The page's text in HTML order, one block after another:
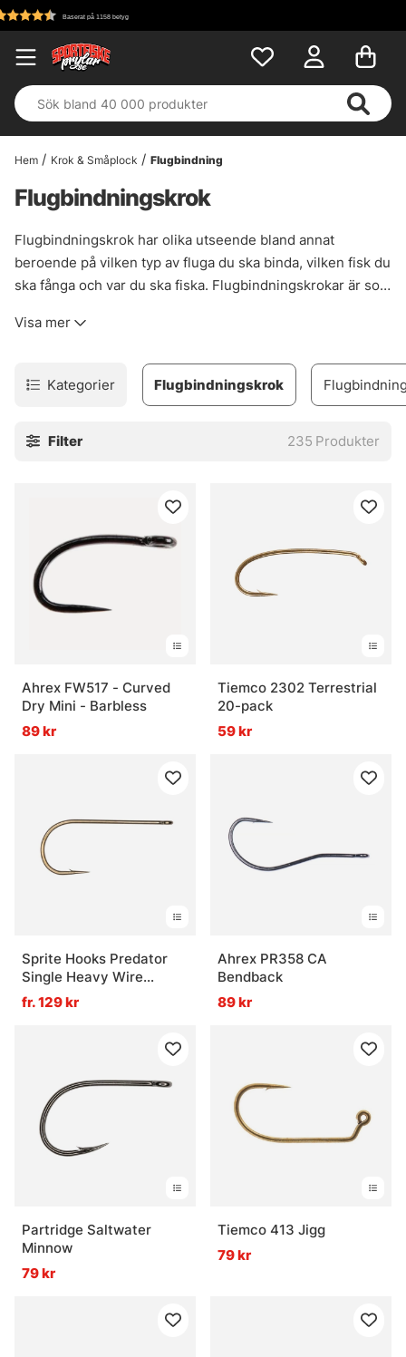
Hem Krok & Småplock Flugbindning
Flugbindningskrok
Flugbindningskrok har olika utseende bland annat
beroende på vilken typ av fluga du ska binda, vilken fisk du
ska fånga och var du ska fiska. Flugbindningskrokar är som
att ha plats att binda din fluga på kroken. Det finns även
jiggflugor samt trekrokar som passar fiske med tubflugor
efter lax. Är du ute efter ny flugbindningskrok till
enkelkrokar och trekrokar i varianter för en rad olika typer
Visa mer
Kategorier Flugbindningskrok
Filter 235 Produkter
Ahrex FW517 - Curved
Dry Mini - Barbless
89 kr
Tiemco 2302 Terrestrial
20-pack
59 kr
Sprite Hooks Predator
Single Heavy Wire
Bronze S1087 15-pack
fr. 129 kr
Ahrex PR358 CA
Bendback
89 kr
Partridge Saltwater
Minnow
79 kr
Tiemco 413 Jigg
79 kr